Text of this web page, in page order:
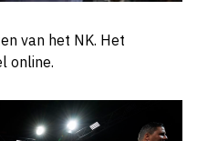
van het NK. Het
online.